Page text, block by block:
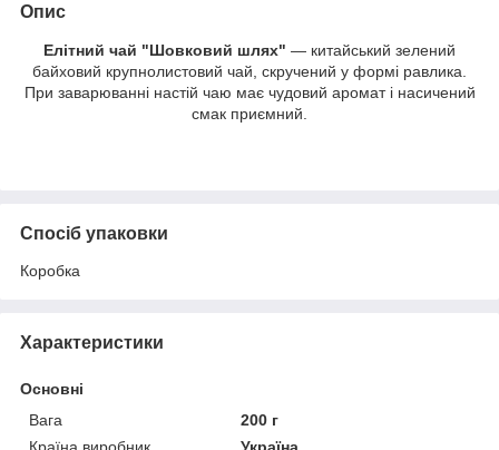
Опис
Елітний чай "Шовковий шлях" — китайський зелений
байховий крупнолистовий чай, скручений у формі равлика.
При заварюванні настій чаю має чудовий аромат і насичений
смак приємний.
Спосіб упаковки
Коробка
Характеристики
Основні
Вага
200 г
Країна виробник
Україна